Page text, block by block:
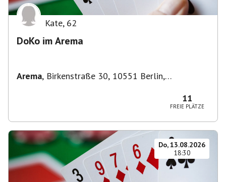
Kate, 62
DoKo im Arema
Arema, Birkenstraße 30, 10551 Berlin,
11
FREIE PLÄTZE
Do, 13.08.2026
18:30